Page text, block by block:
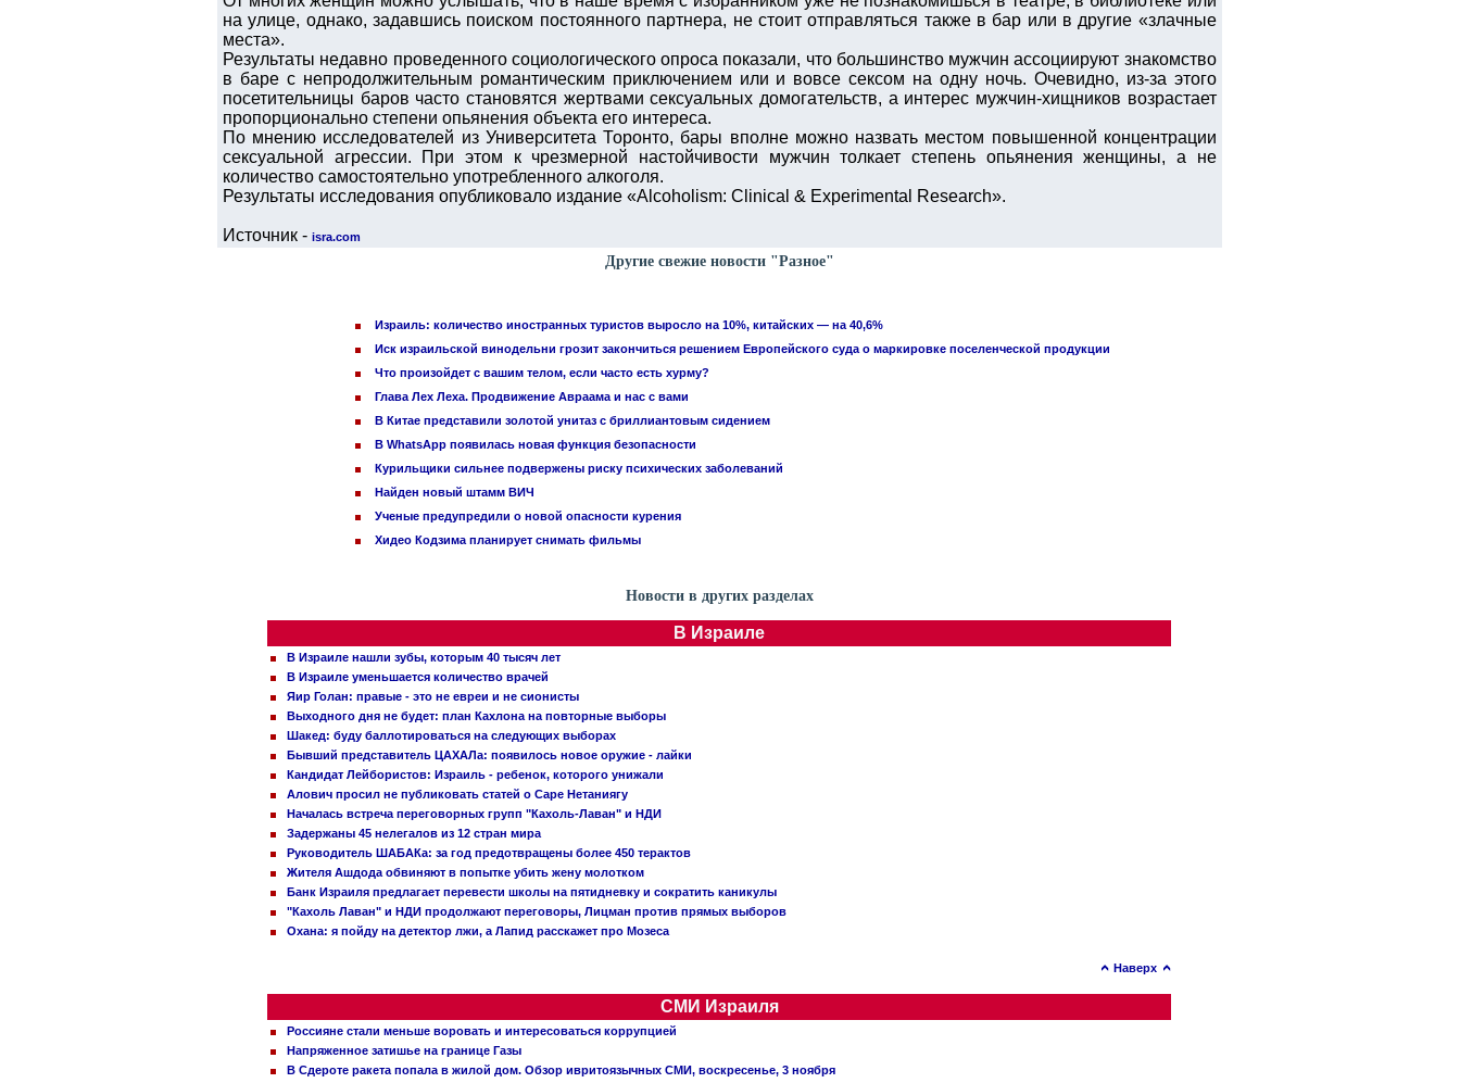
на улице, однако, задавшись поиском постоянного партнера, не стоит отправляться также в бар или в другие «злачные
места».
Результаты недавно проведенного социологического опроса показали, что большинство мужчин ассоциируют знакомство
в баре с непродолжительным романтическим приключением или и вовсе сексом на одну ночь. Очевидно, из-за этого
посетительницы баров часто становятся жертвами сексуальных домогательств, а интерес мужчин-хищников возрастает
пропорционально степени опьянения объекта его интереса.
По мнению исследователей из Университета Торонто, бары вполне можно назвать местом повышенной концентрации
сексуальной агрессии. При этом к чрезмерной настойчивости мужчин толкает степень опьянения женщины, а не
количество самостоятельно употребленного алкоголя.
Результаты исследования опубликовало издание «Alcoholism: Clinical & Experimental Research».
Источник - isra.com
Другие свежие новости "Разное"
Израиль: количество иностранных туристов выросло на 10%, китайских — на 40,6%
Иск израильской винодельни грозит закончиться решением Европейского суда о маркировке поселенческой продукции
Что произойдет с вашим телом, если часто есть хурму?
Глава Лех Леха. Продвижение Авраама и нас с вами
В Китае представили золотой унитаз с бриллиантовым сидением
В WhatsApp появилась новая функция безопасности
Курильщики сильнее подвержены риску психических заболеваний
Найден новый штамм ВИЧ
Ученые предупредили о новой опасности курения
Хидео Кодзима планирует снимать фильмы
Новости в других разделах
В Израиле
В Израиле нашли зубы, которым 40 тысяч лет
В Израиле уменьшается количество врачей
Яир Голан: правые - это не евреи и не сионисты
Выходного дня не будет: план Кахлона на повторные выборы
Шакед: буду баллотироваться на следующих выборах
Бывший представитель ЦАХАЛа: появилось новое оружие - лайки
Кандидат Лейбористов: Израиль - ребенок, которого унижали
Алович просил не публиковать статей о Саре Нетаниягу
Началась встреча переговорных групп "Кахоль-Лаван" и НДИ
Задержаны 45 нелегалов из 12 стран мира
Руководитель ШАБАКа: за год предотвращены более 450 терактов
Жителя Ашдода обвиняют в попытке убить жену молотком
Банк Израиля предлагает перевести школы на пятидневку и сократить каникулы
"Кахоль Лаван" и НДИ продолжают переговоры, Лицман против прямых выборов
Охана: я пойду на детектор лжи, а Лапид расскажет про Мозеса
Наверх
СМИ Израиля
Россияне стали меньше воровать и интересоваться коррупцией
Напряженное затишье на границе Газы
В Сдероте ракета попала в жилой дом. Обзор ивритоязычных СМИ, воскресенье, 3 ноября